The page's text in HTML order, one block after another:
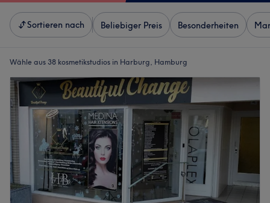
Sortieren nach Beliebiger Preis Besonderheiten
Wähle aus 38 kosmetikstudios in Harburg, Hamburg